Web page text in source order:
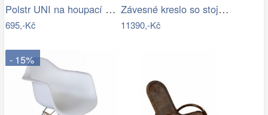
Polstr UNI na houpací křeslo - látka…
695,-Kč
Závesné kreslo so stojanom,…
11390,-Kč
- 15%